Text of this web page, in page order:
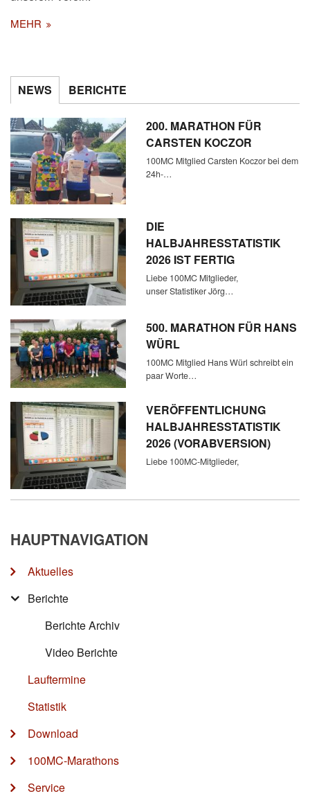
MEHR
NEWS BERICHTE
200. MARATHON FÜR
CARSTEN KOCZOR
100MC Mitglied Carsten Koczor bei dem
24h-…
DIE
HALBJAHRESSTATISTIK
2026 IST FERTIG
Liebe 100MC Mitglieder,
unser Statistiker Jörg…
500. MARATHON FÜR HANS
WÜRL
100MC Mitglied Hans Würl schreibt ein
paar Worte…
VERÖFFENTLICHUNG
HALBJAHRESSTATISTIK
2026 (VORABVERSION)
Liebe 100MC-Mitglieder,
HAUPTNAVIGATION
Aktuelles
Berichte
Berichte Archiv
Video Berichte
Lauftermine
Statistik
Download
100MC-Marathons
Service